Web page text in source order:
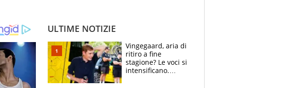
ULTIME NOTIZIE
Vingegaard, aria di
ritiro a fine
stagione? Le voci si
intensificano.